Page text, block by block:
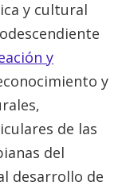
y cultural
y
y
de las
del
desarrollo de